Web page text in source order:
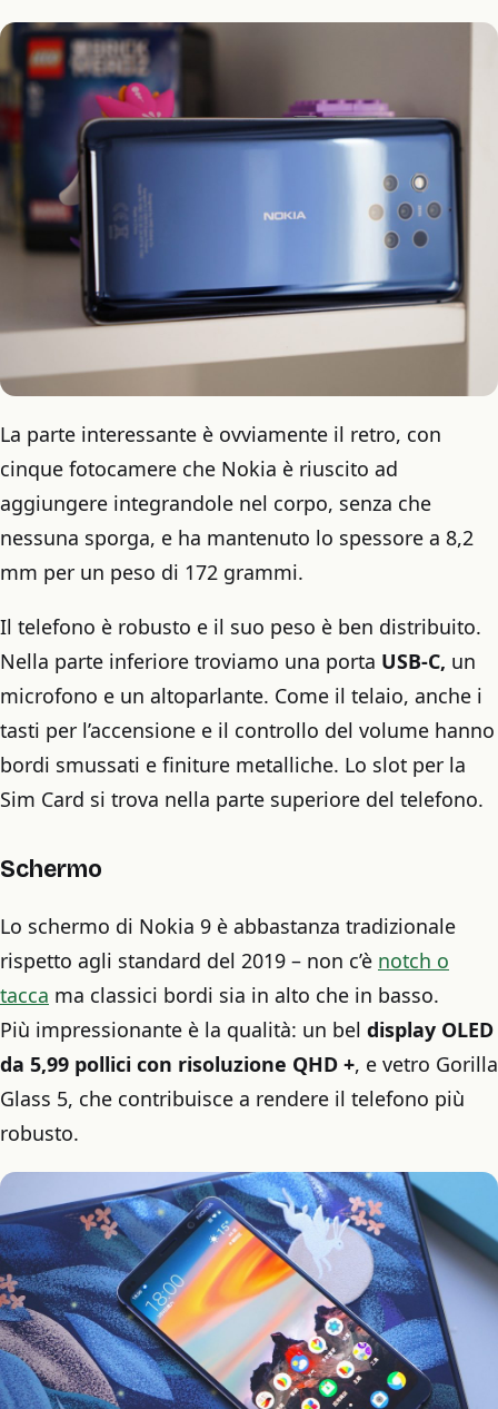
La parte interessante è ovviamente il retro, con
cinque fotocamere che Nokia è riuscito ad
aggiungere integrandole nel corpo, senza che
nessuna sporga, e ha mantenuto lo spessore a 8,2
mm per un peso di 172 grammi.
Il telefono è robusto e il suo peso è ben distribuito.
Nella parte inferiore troviamo una porta USB-C, un
microfono e un altoparlante. Come il telaio, anche i
tasti per l’accensione e il controllo del volume hanno
bordi smussati e finiture metalliche. Lo slot per la
Sim Card si trova nella parte superiore del telefono.
Schermo
Lo schermo di Nokia 9 è abbastanza tradizionale
rispetto agli standard del 2019 – non c’è notch o
tacca ma classici bordi sia in alto che in basso.
Più impressionante è la qualità: un bel display OLED
da 5,99 pollici con risoluzione QHD +, e vetro Gorilla
Glass 5, che contribuisce a rendere il telefono più
robusto.